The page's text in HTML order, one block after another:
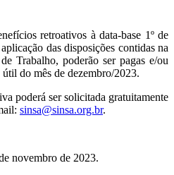
retroativos à data-base 1º de
das disposições contidas na
Trabalho, poderão ser pagas e/ou
do mês de dezembro/2023.
poderá ser solicitada gratuitamente
sinsa@sinsa.org.br.
novembro de 2023.